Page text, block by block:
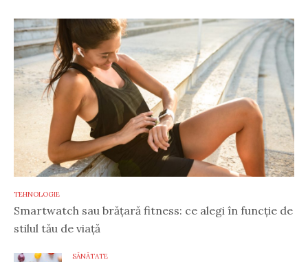
TEHNOLOGIE
Smartwatch sau brățară fitness: ce alegi în funcție de
stilul tău de viață
SĂNĂTATE